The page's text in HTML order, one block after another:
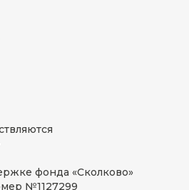
фонда «Сколково»
№1127299